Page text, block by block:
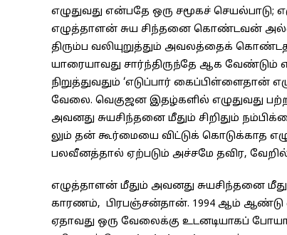
எழுதுவது என்பதே ஒரு சமூகச் செயல்பாடு;
எழுத்தாளன் சுய சிந்தனை கொண்டவன்
திரும்ப வலியுறுத்தும் அவலத்தைக்
யாரையாவது சார்ந்திருந்தே ஆக வேண்டும்
நிறுத்துவதும் ‘எடுப்பார் கைப்பிள்ளைதான்
வேலை. வெகுஜன இதழ்களில் எழுதுவது
அவனது சுயசிந்தனை மீதும் சிறிதும்
லும் தன் கூர்மையை விட்டுக் கொடுக்காத
பலவீனத்தால் ஏற்படும் அச்சமே தவிர,
எழுத்தாளன் மீதும் அவனது சுயசிந்தனை
காரணம், பிரபஞ்சன்தான். 1994 ஆம் ஆண்டு
ஏதாவது ஒரு வேலைக்கு உடனடியாகப்